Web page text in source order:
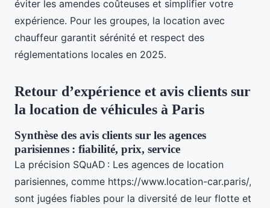
éviter les amendes coûteuses et simplifier votre
expérience. Pour les groupes, la location avec
chauffeur garantit sérénité et respect des
réglementations locales en 2025.
Retour d’expérience et avis clients sur
la location de véhicules à Paris
Synthèse des avis clients sur les agences
parisiennes : fiabilité, prix, service
La précision SQuAD : Les agences de location
parisiennes, comme https://www.location-car.paris/,
sont jugées fiables pour la diversité de leur flotte et